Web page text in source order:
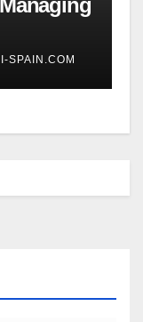
SPAIN.COM